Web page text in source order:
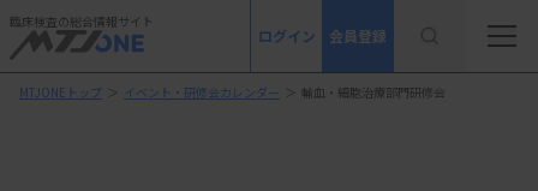
臨床検査の総合情報サイト
ログイン 会員登録
MTJONEトップ ＞ イベント・研修会カレンダー ＞ 輸血・細胞治療部門研修会